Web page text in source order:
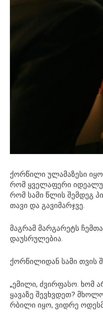
ქორწილი ულამაზესი
რომ ყველაფერი
რომ სამი წლის შემდეგ
თავი და გავიმარჯვე.
მაგრამ მარგარეტს
დაუსრულებია.
ქორწილიდან სამი თვის
„ემილი, ძვირფასო. ხომ
ყავაზე შევხვდეთ?
რბილი იყო, ვიდრე